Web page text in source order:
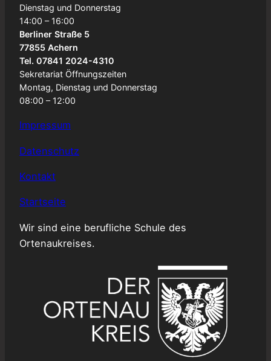
Dienstag und Donnerstag
14:00 – 16:00
Berliner Straße 5
77855 Achern
Tel. 07841 2024-4310
Sekretariat Öffnungszeiten
Montag, Dienstag und Donnerstag
08:00 – 12:00
Impressum
Datenschutz
Kontakt
Startseite
Wir sind eine berufliche Schule des
Ortenaukreises.